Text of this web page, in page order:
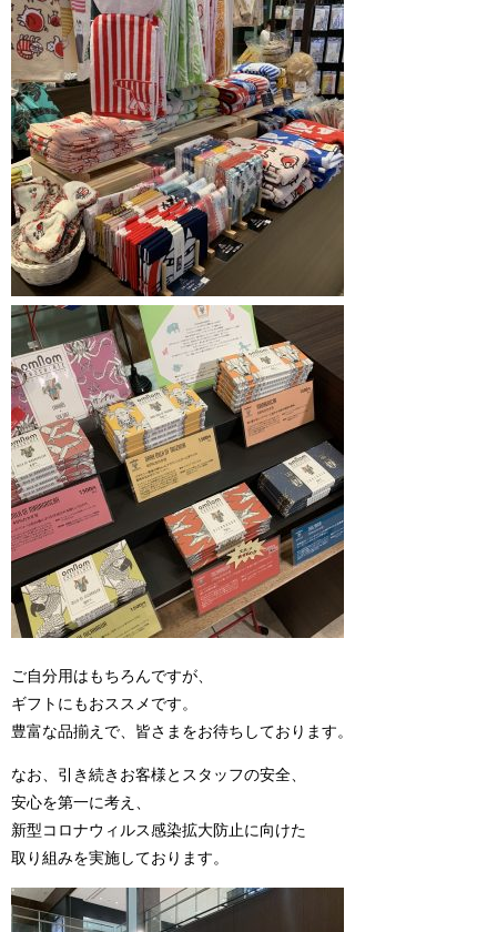
ご自分用はもちろんですが、
ギフトにもおススメです。
豊富な品揃えで、皆さまをお待ちしております。
なお、引き続きお客様とスタッフの安全、
安心を第一に考え、
新型コロナウィルス感染拡大防止に向けた
取り組みを実施しております。